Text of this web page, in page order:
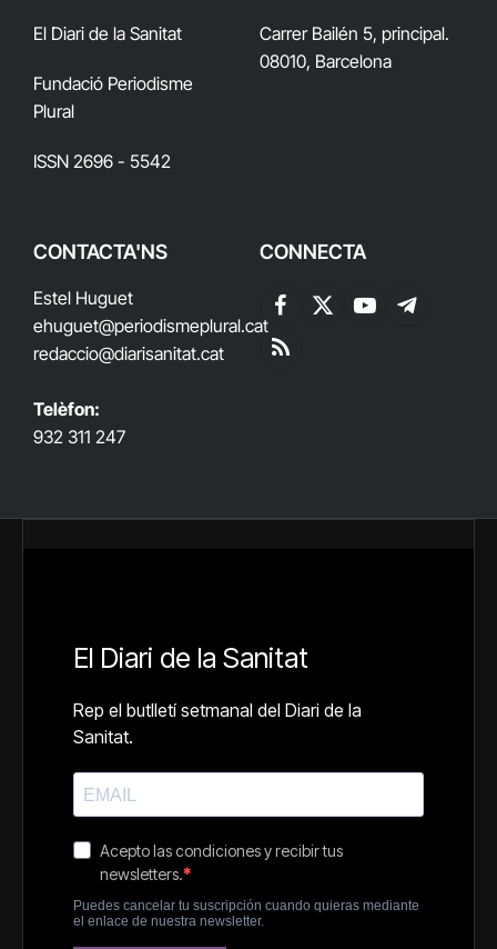
El Diari de la Sanitat
Fundació Periodisme
Plural
ISSN 2696 - 5542
Carrer Bailén 5, principal.
08010, Barcelona
CONTACTA'NS
Estel Huguet
ehuguet@periodismeplural.cat
redaccio@diarisanitat.cat
Telèfon:
932 311 247
CONNECTA
Facebook
X
YouTubeTelegram
RSS